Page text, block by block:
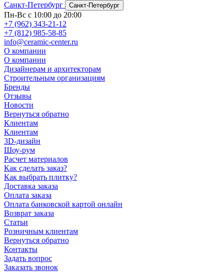
Санкт-Петербург
Санкт-Петербург
Пн-Вс с 10:00 до 20:00
+7 (962) 343-21-12
+7 (812) 985-58-85
info@ceramic-center.ru
О компании
О компании
Дизайнерам и архитекторам
Строительным организациям
Бренды
Отзывы
Новости
Вернуться обратно
Клиентам
Клиентам
3D-дизайн
Шоу-рум
Расчет материалов
Как сделать заказ?
Как выбрать плитку?
Доставка заказа
Оплата заказа
Оплата банковской картой онлайн
Возврат заказа
Статьи
Розничным клиентам
Вернуться обратно
Контакты
Задать вопрос
Заказать звонок